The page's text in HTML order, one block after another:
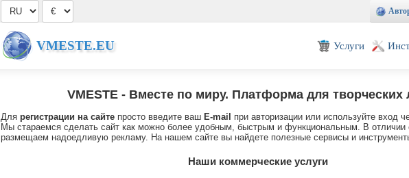
VMESTE.EU Услуги
VMESTE- Вместе по миру. Платформа для творческих
Для регистрации на сайте просто введите ваш E-mail
при авторизации или используйте вход
Мы стараемся сделать сайт как можно более удобным, быстрым и функциональным. В отличии
размещаем надоедливую рекламу. На нашем сайте вы найдете полезные сервисы и
Наши коммерческие услуги